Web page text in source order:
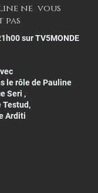
ne vous
pas
sur TV5MONDE
le rôle de Pauline
Seri ,
Testud,
Arditi